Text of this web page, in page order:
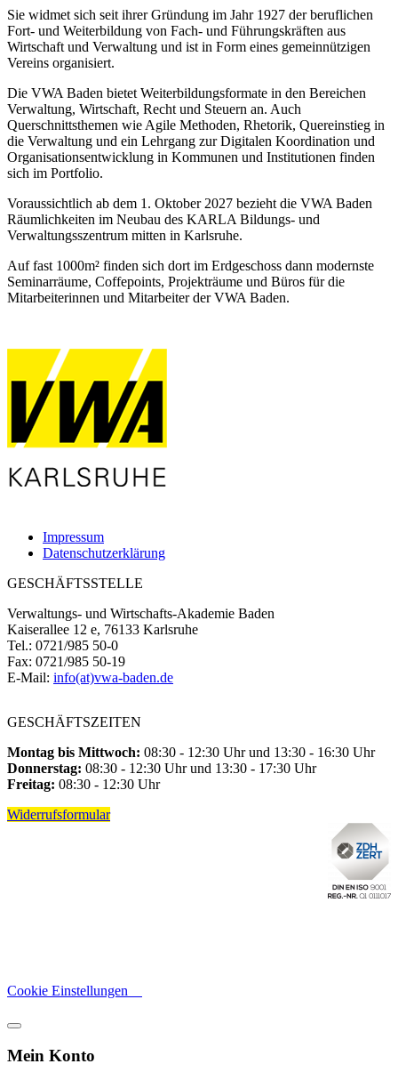
Sie widmet sich seit ihrer Gründung im Jahr 1927 der beruflichen
Fort- und Weiterbildung von Fach- und Führungskräften aus
Wirtschaft und Verwaltung und ist in Form eines gemeinnützigen
Vereins organisiert.
Die VWA Baden bietet Weiterbildungsformate in den Bereichen
Verwaltung, Wirtschaft, Recht und Steuern an. Auch
Querschnittsthemen wie Agile Methoden, Rhetorik, Quereinstieg in
die Verwaltung und ein Lehrgang zur Digitalen Koordination und
Organisationsentwicklung in Kommunen und Institutionen finden
sich im Portfolio.
Voraussichtlich ab dem 1. Oktober 2027 bezieht die VWA Baden
Räumlichkeiten im Neubau des KARLA Bildungs- und
Verwaltungsszentrum mitten in Karlsruhe.
Auf fast 1000m² finden sich dort im Erdgeschoss dann modernste
Seminarräume, Coffepoints, Projekträume und Büros für die
Mitarbeiterinnen und Mitarbeiter der VWA Baden.
Impressum
Datenschutzerklärung
GESCHÄFTSSTELLE
Verwaltungs- und Wirtschafts-Akademie Baden
Kaiserallee 12 e, 76133 Karlsruhe
Tel.: 0721/985 50-0
Fax: 0721/985 50-19
E-Mail: info(at)vwa-baden.de
GESCHÄFTSZEITEN
Montag bis Mittwoch: 08:30 - 12:30 Uhr und 13:30 - 16:30 Uhr
Donnerstag: 08:30 - 12:30 Uhr und 13:30 - 17:30 Uhr
Freitag: 08:30 - 12:30 Uhr
Widerrufsformular
Cookie Einstellungen
Mein Konto